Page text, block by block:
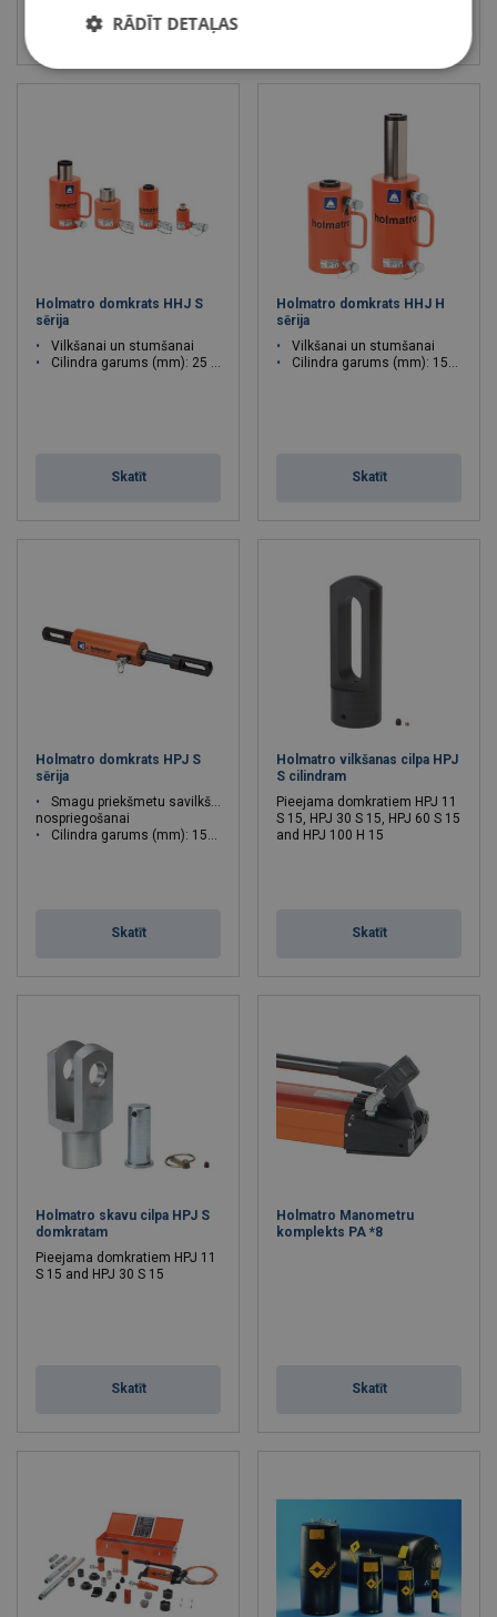
Skatīt
Holmatro domkrats HHJ S
sērija
Vilkšanai un stumšanai
Cilindra garums (mm): 25 - 150
Skatīt
Holmatro domkrats HHJ H
sērija
Vilkšanai un stumšanai
Cilindra garums (mm): 150 - 200
Skatīt
Holmatro domkrats HPJ S
sērija
Smagu priekšmetu savilkšanai,
nospriegošanai
Cilindra garums (mm): 150 - 150
Skatīt
Holmatro vilkšanas cilpa HPJ
S cilindram
Pieejama domkratiem HPJ 11
S 15, HPJ 30 S 15, HPJ 60 S 15
and HPJ 100 H 15
Skatīt
Holmatro skavu cilpa HPJ S
domkratam
Pieejama domkratiem HPJ 11
S 15 and HPJ 30 S 15
Skatīt
Holmatro Manometru
komplekts PA *8
Skatīt
RĀDĪT DETAĻAS